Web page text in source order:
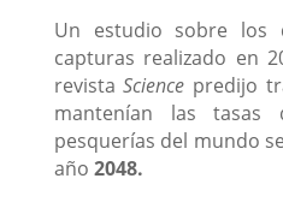
Un estudio sobre los
capturas realizado en
revistaScience predijo
mantenían las tasas
pesquerías del mundo
año 2048.